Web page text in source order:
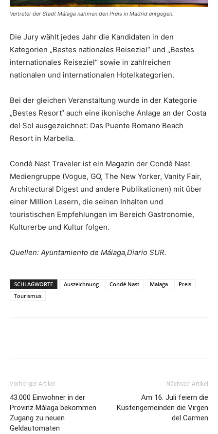
Vertreter der Stadt Málaga nahmen den Preis in Madrid entgegen.
Die Jury wählt jedes Jahr die Kandidaten in den
Kategorien „Bestes nationales Reiseziel“ und „Bestes
internationales Reiseziel“ sowie in zahlreichen
nationalen und internationalen Hotelkategorien.
Bei der gleichen Veranstaltung wurde in der Kategorie
„Bestes Resort“ auch eine ikonische Anlage an der Costa
del Sol ausgezeichnet: Das Puente Romano Beach
Resort in Marbella.
Condé Nast Traveler ist ein Magazin der Condé Nast
Mediengruppe (Vogue, GQ, The New Yorker, Vanity Fair,
Architectural Digest und andere Publikationen) mit über
einer Million Lesern, die seinen Inhalten und
touristischen Empfehlungen im Bereich Gastronomie,
Kulturerbe und Kultur folgen.
Quellen: Ayuntamiento de Málaga,Diario SUR.
SCHLAGWORTE Auszeichnung Condé Nast Malaga
Preis
Tourismus
Vorheriger Artikel
43.000 Einwohner in der
Provinz Málaga bekommen
Zugang zu neuen
Geldautomaten
Nächster Artikel
Am 16. Juli feiern die
Küstengemeinden die Virgen
del Carmen